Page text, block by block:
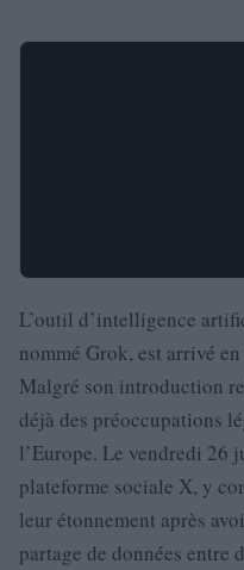
L’outil d’intelligence
nommé Grok, est arrivé
Malgré son introduction
déjà des préoccupations
l’Europe. Le vendredi 26
plateforme sociale X, y
leur étonnement après
partage de données entre